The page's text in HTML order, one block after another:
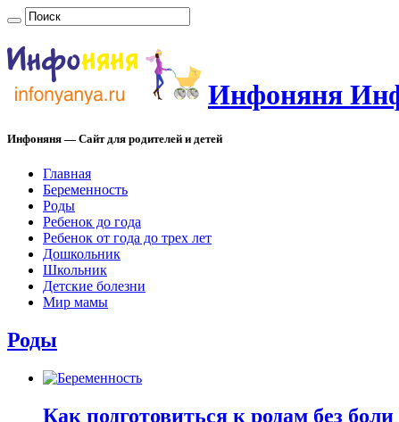
Инфоняня
Инфоняня — Сайт для родителей и детей
Главная
Беременность
Роды
Ребенок до года
Ребенок от года до трех лет
Дошкольник
Школьник
Детские болезни
Мир мамы
Роды
Как подготовиться к родам без